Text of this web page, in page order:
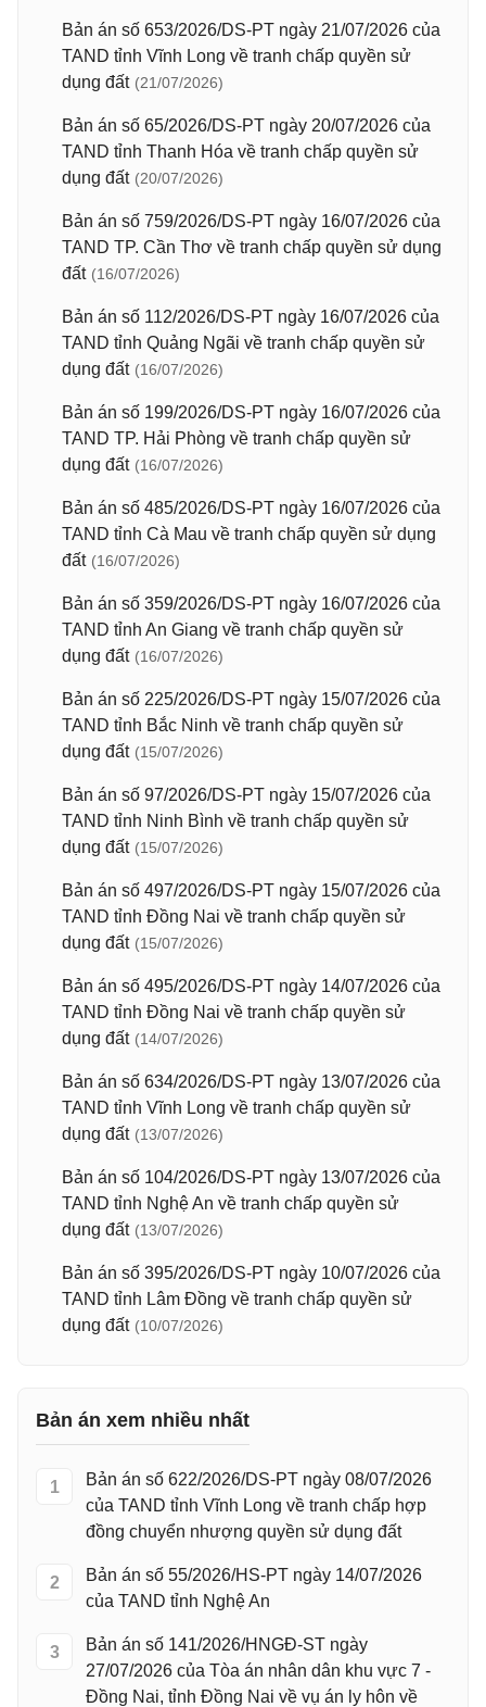
Bản án số 653/2026/DS-PT ngày 21/07/2026 của
TAND tỉnh Vĩnh Long về tranh chấp quyền sử
dụng đất (21/07/2026)
Bản án số 65/2026/DS-PT ngày 20/07/2026 của
TAND tỉnh Thanh Hóa về tranh chấp quyền sử
dụng đất (20/07/2026)
Bản án số 759/2026/DS-PT ngày 16/07/2026 của
TAND TP. Cần Thơ về tranh chấp quyền sử dụng
đất (16/07/2026)
Bản án số 112/2026/DS-PT ngày 16/07/2026 của
TAND tỉnh Quảng Ngãi về tranh chấp quyền sử
dụng đất (16/07/2026)
Bản án số 199/2026/DS-PT ngày 16/07/2026 của
TAND TP. Hải Phòng về tranh chấp quyền sử
dụng đất (16/07/2026)
Bản án số 485/2026/DS-PT ngày 16/07/2026 của
TAND tỉnh Cà Mau về tranh chấp quyền sử dụng
đất (16/07/2026)
Bản án số 359/2026/DS-PT ngày 16/07/2026 của
TAND tỉnh An Giang về tranh chấp quyền sử
dụng đất (16/07/2026)
Bản án số 225/2026/DS-PT ngày 15/07/2026 của
TAND tỉnh Bắc Ninh về tranh chấp quyền sử
dụng đất (15/07/2026)
Bản án số 97/2026/DS-PT ngày 15/07/2026 của
TAND tỉnh Ninh Bình về tranh chấp quyền sử
dụng đất (15/07/2026)
Bản án số 497/2026/DS-PT ngày 15/07/2026 của
TAND tỉnh Đồng Nai về tranh chấp quyền sử
dụng đất (15/07/2026)
Bản án số 495/2026/DS-PT ngày 14/07/2026 của
TAND tỉnh Đồng Nai về tranh chấp quyền sử
dụng đất (14/07/2026)
Bản án số 634/2026/DS-PT ngày 13/07/2026 của
TAND tỉnh Vĩnh Long về tranh chấp quyền sử
dụng đất (13/07/2026)
Bản án số 104/2026/DS-PT ngày 13/07/2026 của
TAND tỉnh Nghệ An về tranh chấp quyền sử
dụng đất (13/07/2026)
Bản án số 395/2026/DS-PT ngày 10/07/2026 của
TAND tỉnh Lâm Đồng về tranh chấp quyền sử
dụng đất (10/07/2026)
Bản án xem nhiều nhất
1
Bản án số 622/2026/DS-PT ngày 08/07/2026
của TAND tỉnh Vĩnh Long về tranh chấp hợp
đồng chuyển nhượng quyền sử dụng đất
2
Bản án số 55/2026/HS-PT ngày 14/07/2026
của TAND tỉnh Nghệ An
3
Bản án số 141/2026/HNGĐ-ST ngày
27/07/2026 của Tòa án nhân dân khu vực 7 -
Đồng Nai, tỉnh Đồng Nai về vụ án ly hôn về